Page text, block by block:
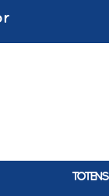
TOTENS